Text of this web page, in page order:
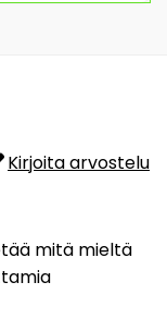
Kirjoita arvostelu
mitä mieltä